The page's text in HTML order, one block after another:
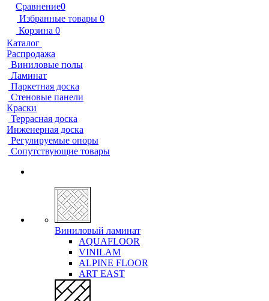
Сравнение0
Избранные товары 0
Корзина 0
Каталог
Распродажа
Виниловые полы
Ламинат
Паркетная доска
Стеновые панели
Краски
Террасная доска
Инженерная доска
Регулируемые опоры
Сопутствующие товары
Виниловый ламинат
AQUAFLOOR
VINILAM
ALPINE FLOOR
ART EAST